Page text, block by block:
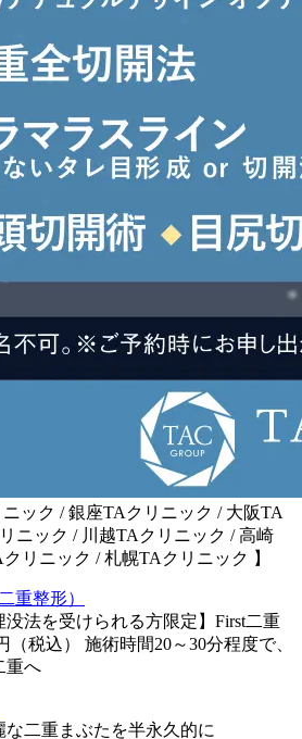
ニック / 銀座TAクリニック / 大阪TA
ニック / 川越TAクリニック / 高崎
リニック / 札幌TAクリニック 】
重整形）
没法を受けられる方限定】First二重
（税込） 施術時間20～30分程度で、
重へ
二重まぶたを半永久的に